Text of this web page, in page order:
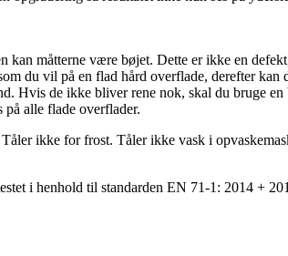
måtterne være bøjet. Dette er ikke en
du vil på en flad hård overflade, derefter kan
Hvis de ikke bliver rene nok, skal du bruge
alle flade overflader.
ikke for frost. Tåler ikke vask i
i henhold til standarden EN 71-1: 2014 +